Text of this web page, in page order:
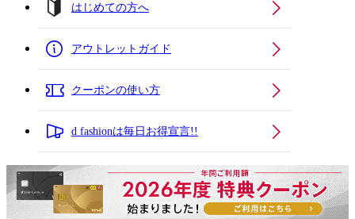
はじめての方へ
アウトレットガイド
クーポンの使い方
d fashionは毎日お得宣言!!